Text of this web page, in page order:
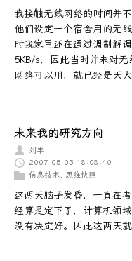
我接触无线网络的时间并
他们设定一个宿舍用的无
时我家里还在通过调制解
5KB/s，因此当时并未对
网络可以用，就已经是天大
未来我的研究方向
刘丰
2007-05-03 18:08:40
信息技术, 思维快照
这两天脑子发昏，一直在
经算是定下了，计算机领
没有决定好。因此这两天